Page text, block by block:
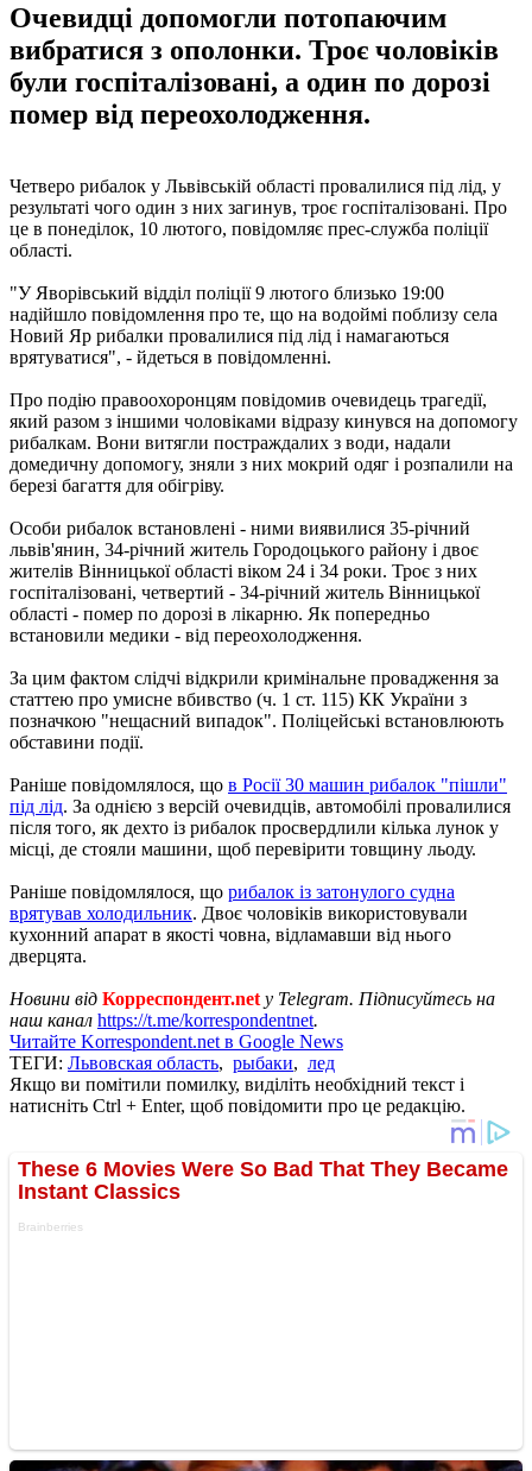
Очевидці допомогли потопаючим
вибратися з ополонки. Троє чоловіків
були госпіталізовані, а один по дорозі
помер від переохолодження.
Четверо рибалок у Львівській області провалилися під лід, у
результаті чого один з них загинув, троє госпіталізовані. Про
це в понеділок, 10 лютого, повідомляє прес-служба поліції
області.
"У Яворівський відділ поліції 9 лютого близько 19:00
надійшло повідомлення про те, що на водоймі поблизу села
Новий Яр рибалки провалилися під лід і намагаються
врятуватися", - йдеться в повідомленні.
Про подію правоохоронцям повідомив очевидець трагедії,
який разом з іншими чоловіками відразу кинувся на допомогу
рибалкам. Вони витягли постраждалих з води, надали
домедичну допомогу, зняли з них мокрий одяг і розпалили на
березі багаття для обігріву.
Особи рибалок встановлені - ними виявилися 35-річний
львів'янин, 34-річний житель Городоцького району і двоє
жителів Вінницької області віком 24 і 34 роки. Троє з них
госпіталізовані, четвертий - 34-річний житель Вінницької
області - помер по дорозі в лікарню. Як попередньо
встановили медики - від переохолодження.
За цим фактом слідчі відкрили кримінальне провадження за
статтею про умисне вбивство (ч. 1 ст. 115) КК України з
позначкою "нещасний випадок". Поліцейські встановлюють
обставини події.
Раніше повідомлялося, що в Росії 30 машин рибалок "пішли"
під лід. За однією з версій очевидців, автомобілі провалилися
після того, як дехто із рибалок просвердлили кілька лунок у
місці, де стояли машини, щоб перевірити товщину льоду.
Раніше повідомлялося, що рибалок із затонулого судна
врятував холодильник. Двоє чоловіків використовували
кухонний апарат в якості човна, відламавши від нього
дверцята.
Новини від Корреспондент.net у Telegram. Підписуйтесь на
наш канал https://t.me/korrespondentnet.
Читайте Korrespondent.net в Google News
ТЕГИ: Львовская область, рыбаки, лед
Якщо ви помітили помилку, виділіть необхідний текст і
натисніть Ctrl + Enter, щоб повідомити про це редакцію.